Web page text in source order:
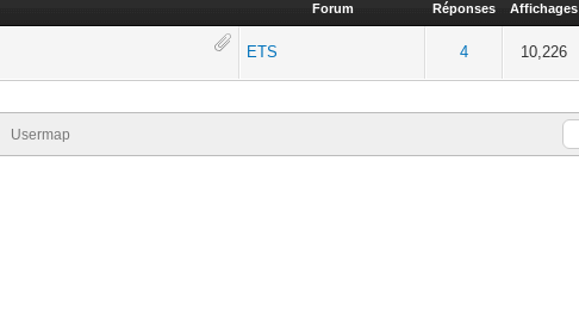
Forum Réponses Affichages
ETS 4 10,226
Usermap